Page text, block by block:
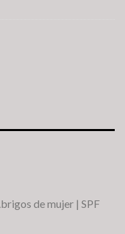
de mujer | SPF